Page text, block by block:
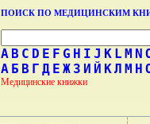
ПОИСК ПО МЕДИЦИНСКИМ
A B C D E F G H I J K L M N
А Б В Г Д Е Ж З И Й КЛ М Н
Медицинские книжки